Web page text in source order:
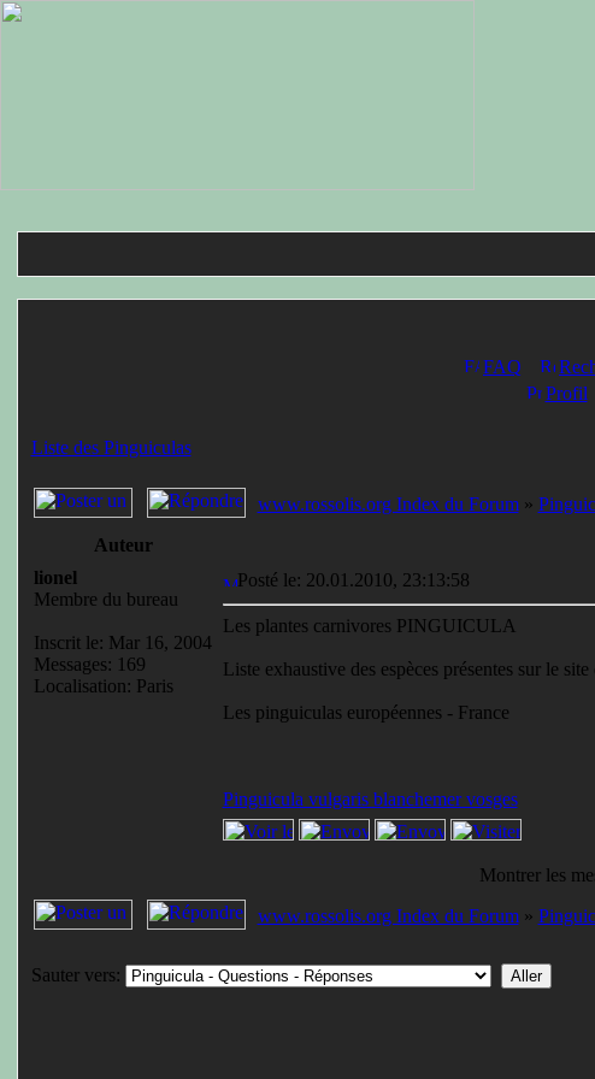
FAQ
Profil
Liste des Pinguiculas
www.rossolis.org Index du Forum»
Auteur
lionel
Membre du bureau
Inscrit le: Mar 16, 2004
Messages: 169
Localisation: Paris
Posté le: 20.01.2010, 23:13:58
Les plantes carnivores PINGUICULA
Liste exhaustive des espèces présentes sur le
Les pinguiculas européennes - France
Pinguicula vulgaris blanchemer vosges
Montrer les
www.rossolis.org Index du Forum»
Sauter vers: